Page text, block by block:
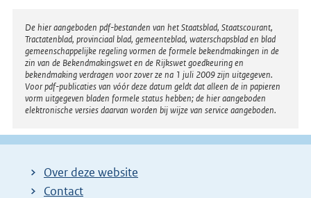
Disclaimer
De hier aangeboden pdf-bestanden van het Staatsblad, Staatscourant,
Tractatenblad, provinciaal blad, gemeenteblad, waterschapsblad en blad
gemeenschappelijke regeling vormen de formele bekendmakingen in de
zin van de Bekendmakingswet en de Rijkswet goedkeuring en
bekendmaking verdragen voor zover ze na 1 juli 2009 zijn uitgegeven.
Voor pdf-publicaties van vóór deze datum geldt dat alleen de in papieren
vorm uitgegeven bladen formele status hebben; de hier aangeboden
elektronische versies daarvan worden bij wijze van service aangeboden.
Over deze website
Contact